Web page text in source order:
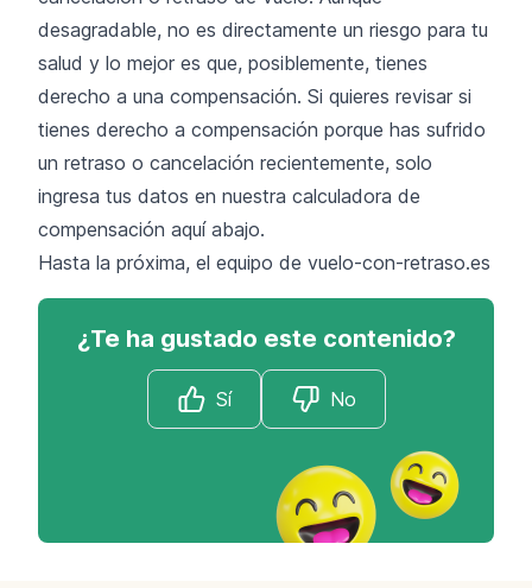
desagradable, no es directamente un riesgo para tu
salud y lo mejor es que, posiblemente, tienes
derecho a una compensación. Si quieres revisar si
tienes derecho a compensación porque has sufrido
un retraso o cancelación recientemente, solo
ingresa tus datos en nuestra calculadora de
compensación aquí abajo.
Hasta la próxima, el equipo de vuelo-con-retraso.es
¿Te ha gustado este contenido?
Sí No